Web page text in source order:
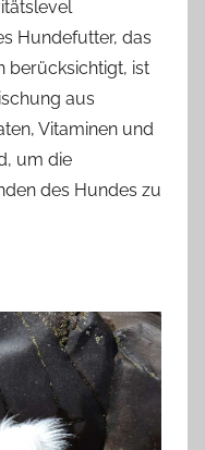
Hundefutter, das
berücksichtigt, ist
aus
Vitaminen und
um die
des Hundes zu